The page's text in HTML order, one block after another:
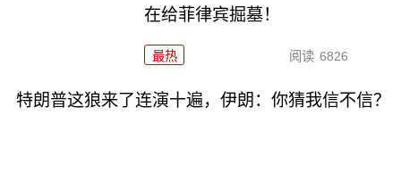
在给菲律宾掘墓！
最热 阅读 6826
特朗普这狼来了连演十遍，伊朗：你猜我信不信？